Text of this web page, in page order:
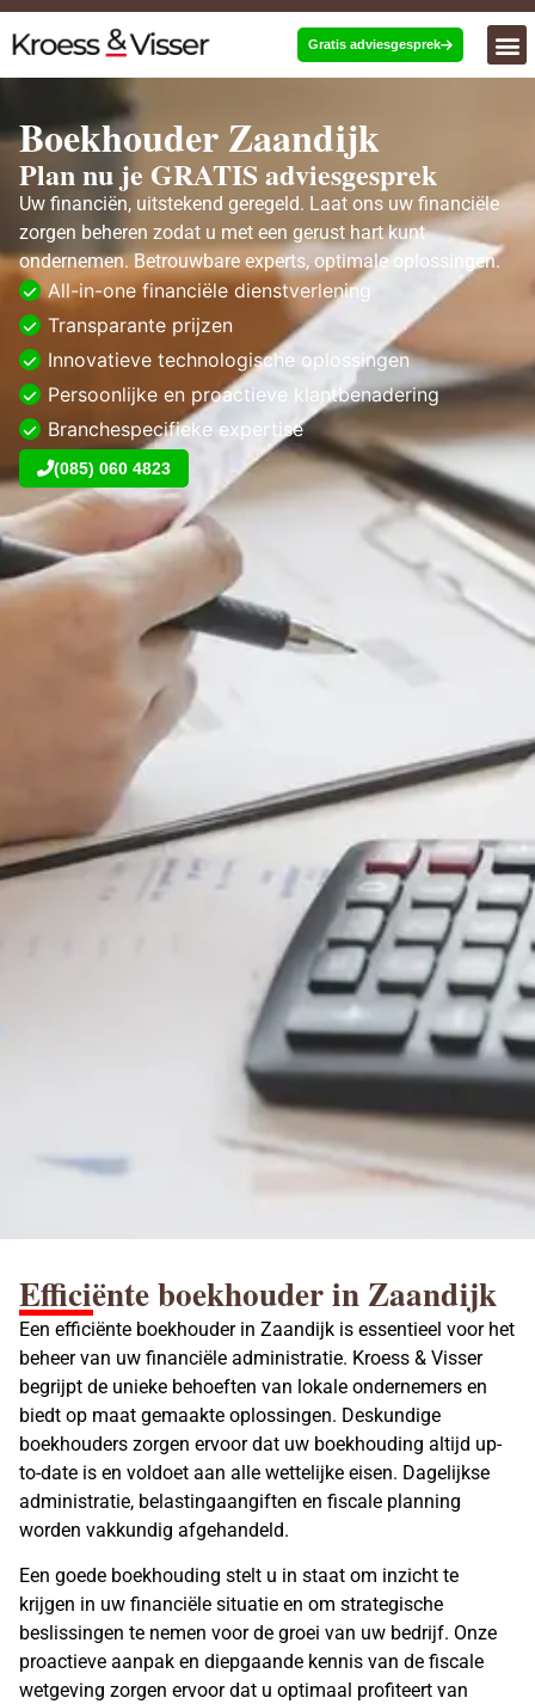
Gratis adviesgesprek
Boekhouder Zaandijk
Plan nu je GRATIS adviesgesprek
Uw financiën, uitstekend geregeld. Laat ons uw financiële
zorgen beheren zodat u met een gerust hart kunt
ondernemen. Betrouwbare experts, optimale oplossingen.
All-in-one financiële dienstverlening
Transparante prijzen
Innovatieve technologische oplossingen
Persoonlijke en proactieve klantbenadering
Branchespecifieke expertise
(085) 060 4823
Efficiënte boekhouder in Zaandijk
Een efficiënte boekhouder in Zaandijk is essentieel voor het
beheer van uw financiële administratie. Kroess & Visser
begrijpt de unieke behoeften van lokale ondernemers en
biedt op maat gemaakte oplossingen. Deskundige
boekhouders zorgen ervoor dat uw boekhouding altijd up-
to-date is en voldoet aan alle wettelijke eisen. Dagelijkse
administratie, belastingaangiften en fiscale planning
worden vakkundig afgehandeld.
Een goede boekhouding stelt u in staat om inzicht te
krijgen in uw financiële situatie en om strategische
beslissingen te nemen voor de groei van uw bedrijf. Onze
proactieve aanpak en diepgaande kennis van de fiscale
wetgeving zorgen ervoor dat u optimaal profiteert van